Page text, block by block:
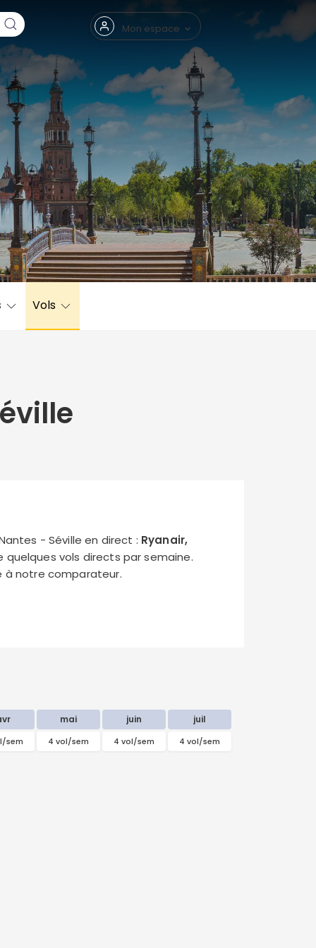
Mon espace
Vols
- Séville en direct : Ryanair,
quelques vols directs par semaine.
à notre comparateur.
mai juin juil
sem 4 vol/sem 4 vol/sem 4 vol/sem